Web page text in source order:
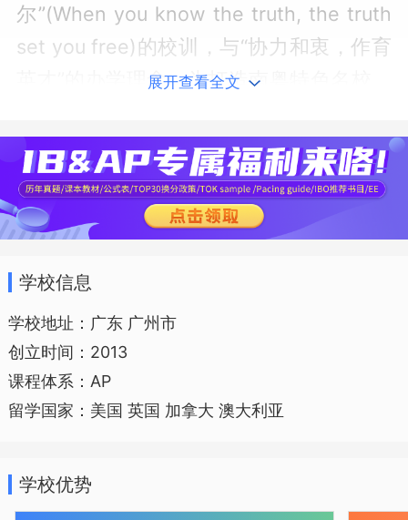
尔”(When you know the truth, the truth
set you free)的校训，与“协力和衷，作育
英才”的办学理念，为打造南粤特色名校，
国内外优秀教育资源，开办协和国际班以
培养德智体美全面发展，具有国际化视
野、综合素质高的可持续发展人才。
2013年协和中学国际部正式成立，选
址校区南侧的碧卢堂，不仅仅是对百年前
国际化办学创始人碧卢夫人的致敬，更寄
起百年前的办学因缘，走向更为包容、开
展开查看全文
学校信息
学校地址：广东 广州市
创立时间：2013
课程体系：AP
留学国家：美国 英国 加拿大 澳大利亚
学校优势